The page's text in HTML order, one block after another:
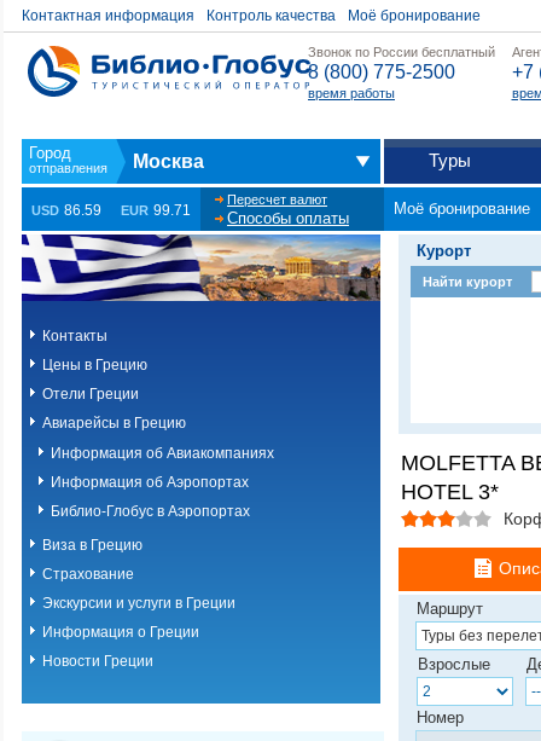
Контактная информация Контроль качества Моё бронирование
Звонок по России бесплатный
8 (800) 775-2500
время работы
+7
Москва Туры
USD 86.59 EUR 99.71
Пересчет валют
Способы оплаты
Моё бронирование
Контакты
Цены в Грецию
Отели Греции
Авиарейсы в Грецию
Информация об Авиакомпаниях
Информация об Аэропортах
Библио-Глобус в Аэропортах
Виза в Грецию
Страхование
Экскурсии и услуги в Греции
Информация о Греции
Новости Греции
Курорт
Найти курорт
MOLFETTA
HOTEL 3*
Маршрут
Взрослые
Номер